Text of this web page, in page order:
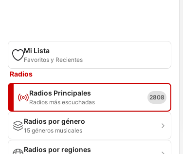
Mi Lista
Favoritos y Recientes
Radios
Radios Principales
Radios más escuchadas
2808
Radios por género
15 géneros musicales
Radios por regiones